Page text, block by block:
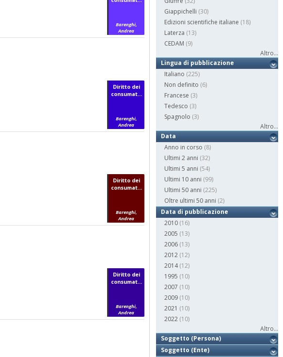
Barenghi,
Andrea
Diritto dei
consumat...
Barenghi,
Andrea
Diritto dei
consumat...
Barenghi,
Andrea
Diritto dei
consumat...
Barenghi,
Andrea
Giappichelli (30)
Edizioni scientifiche italiane (18)
Laterza (13)
CEDAM (9)
Altro...
Lingua di pubblicazione
Italiano (225)
Non definito (6)
Francese (3)
Tedesco (3)
Spagnolo (3)
Altro...
Data
Anno in corso (8)
Ultimi 2 anni (32)
Ultimi 5 anni (54)
Ultimi 10 anni (99)
Ultimi 50 anni (225)
Oltre ultimi 50 anni (2)
Data di pubblicazione
2010 (16)
2005 (13)
2006 (13)
2012 (12)
2014 (12)
1995 (10)
2007 (10)
2009 (10)
2021 (10)
2022 (10)
Altro...
Soggetto (Persona)
Soggetto (Ente)